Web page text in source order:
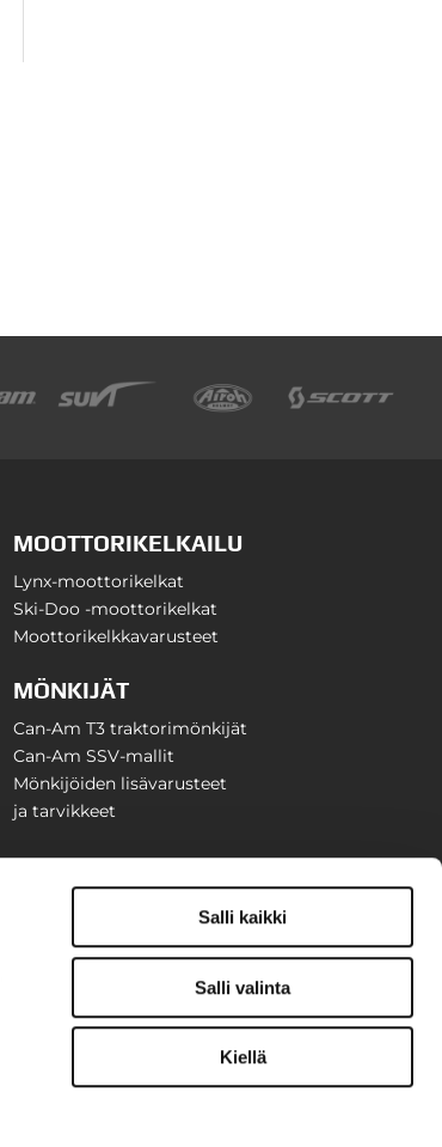
Salli kaikki
Salli valinta
Kiellä
MOOTTORIKELKAILU
Lynx-moottorikelkat
Ski-Doo -moottorikelkat
Moottorikelkkavarusteet
MÖNKIJÄT
Can-Am T3 traktorimönkijät
Can-Am SSV-mallit
Mönkijöiden lisävarusteet
ja tarvikkeet